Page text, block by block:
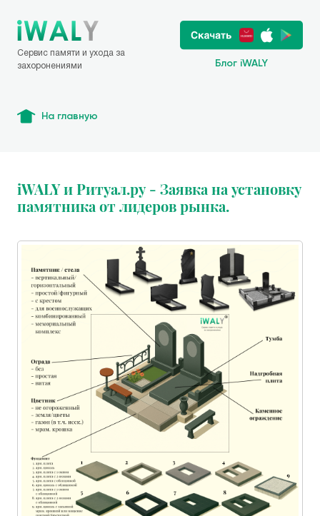
Сервис памяти и ухода за
захоронениями
Блог iWALY
На главную
iWALY и Ритуал.ру - Заявка на установку
памятника от лидеров рынка.